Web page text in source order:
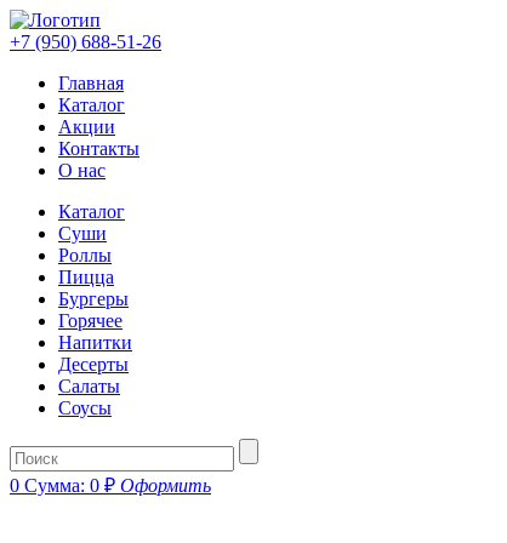
+7 (950) 688-51-26
Главная
Каталог
Акции
Контакты
О нас
Каталог
Суши
Роллы
Пицца
Бургеры
Горячее
Напитки
Десерты
Салаты
Соусы
0 Сумма: 0 ₽ Оформить